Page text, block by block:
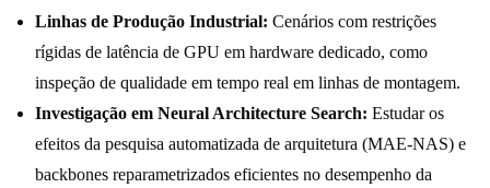
Linhas de Produção Industrial: Cenários com restrições
rígidas de latência de GPU em hardware dedicado, como
inspeção de qualidade em tempo real em linhas de montagem.
Investigação em Neural Architecture Search: Estudar os
efeitos da pesquisa automatizada de arquitetura (MAE-NAS) e
backbones reparametrizados eficientes no desempenho da